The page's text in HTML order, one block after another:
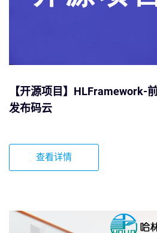
【开源项目】HLFramework-
发布码云
查看详情